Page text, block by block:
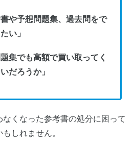
書や予想問題集、過去問をで
い」
集でも高額で買い取ってく
だろうか」
くなった参考書の処分に困って
しれません。